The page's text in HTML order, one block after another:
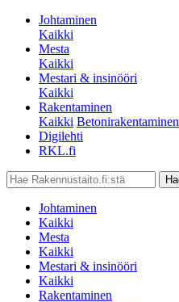
Johtaminen
Kaikki
Mesta
Kaikki
Mestari & insinööri
Kaikki
Rakentaminen
Kaikki Betonirakentaminen
Digilehti
RKL.fi
Johtaminen
Kaikki
Mesta
Kaikki
Mestari & insinööri
Kaikki
Rakentaminen